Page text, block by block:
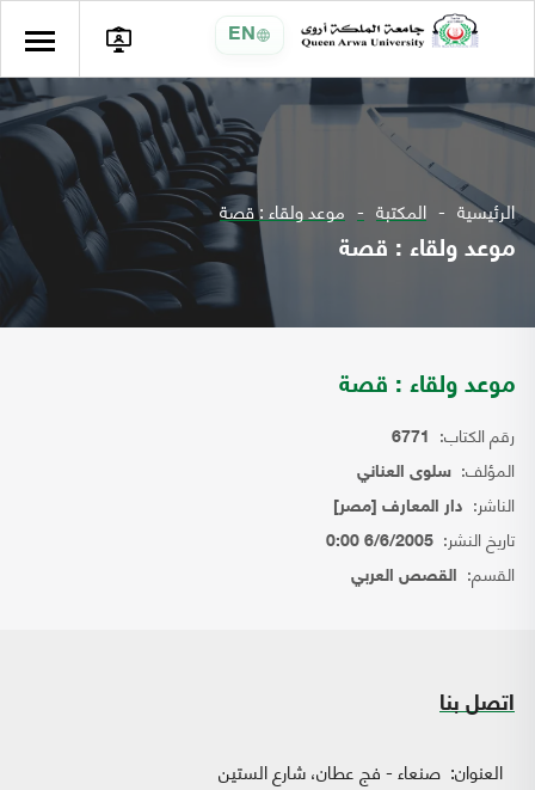
EN
الرئيسية المكتبة موعد ولقاء : قصة
موعد ولقاء : قصة
موعد ولقاء : قصة
رقم الكتاب: 6771
المؤلف: سلوى العناني
الناشر: دار المعارف [مصر]
تاريخ النشر: 6/6/2005 0:00
القسم: القصص العربي
اتصل بنا
العنوان: صنعاء - فج عطان، شارع الستين